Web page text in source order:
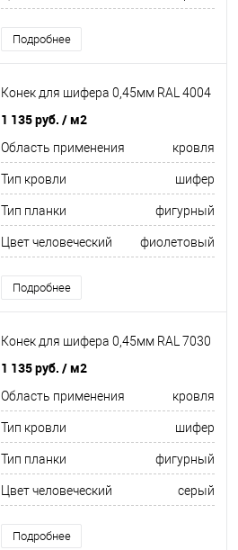
Подробнее
Конек для шифера 0,45мм RAL 4004
1 135 руб. / м2
Область применения кровля
Тип кровли шифер
Тип планки фигурный
Цвет человеческий фиолетовый
Подробнее
Конек для шифера 0,45мм RAL 7030
1 135 руб. / м2
Область применения кровля
Тип кровли шифер
Тип планки фигурный
Цвет человеческий серый
Подробнее